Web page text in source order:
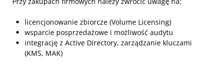
licencjonowanie zbiorcze (Volume Licensing)
wsparcie posprzedażowe i możliwość audytu
integrację z Active Directory, zarządzanie kluczami
(KMS, MAK)